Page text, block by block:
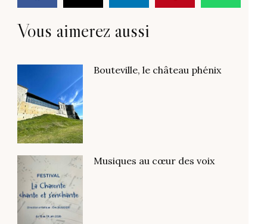
Vous aimerez aussi
Bouteville, le château phénix
Musiques au cœur des voix